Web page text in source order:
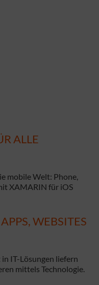
ALLE
mobile Welt: Phone,
XAMARIN für iOS
WEBSITES
IT-Lösungen liefern
mittels Technologie.